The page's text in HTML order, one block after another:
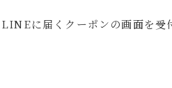
LINEに届くクーポンの画面を受